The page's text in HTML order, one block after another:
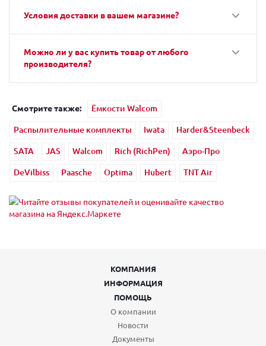
Условия доставки в вашем магазине?
Можно ли у вас купить товар от любого
производителя?
Смотрите также:
Ёмкости Walcom
Распылительные комплекты
Iwata
Harder&Steenbeck
SATA
JAS Walcom Rich (RichPen)
Аэро-Про
DeVilbiss
Paasche Optima Hubert TNT Air
КОМПАНИЯ
ИНФОРМАЦИЯ
ПОМОЩЬ
О компании
Новости
Документы